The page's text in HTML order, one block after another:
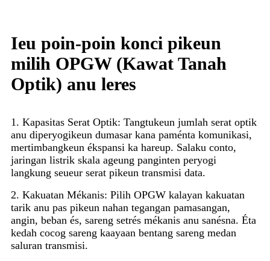
Ieu poin-poin konci pikeun
milih OPGW (Kawat Tanah
Optik) anu leres
1. Kapasitas Serat Optik: Tangtukeun jumlah serat optik
anu diperyogikeun dumasar kana paménta komunikasi,
mertimbangkeun ékspansi ka hareup. Salaku conto,
jaringan listrik skala ageung panginten peryogi
langkung seueur serat pikeun transmisi data.
2. Kakuatan Mékanis: Pilih OPGW kalayan kakuatan
tarik anu pas pikeun nahan tegangan pamasangan,
angin, beban és, sareng setrés mékanis anu sanésna. Éta
kedah cocog sareng kaayaan bentang sareng medan
saluran transmisi.